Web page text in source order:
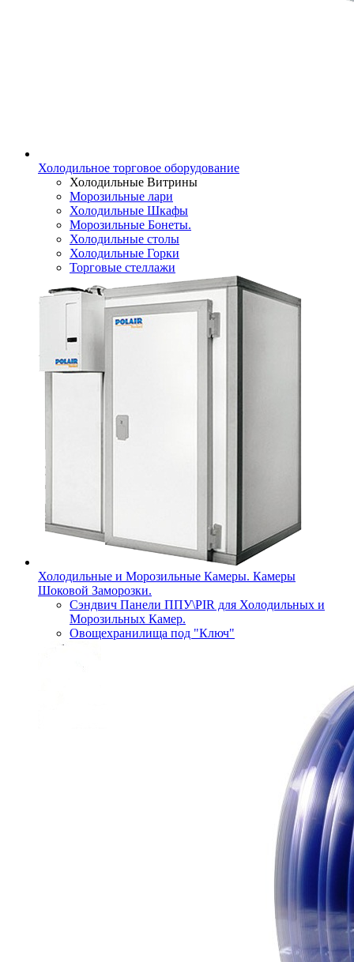
Холодильное торговое оборудование
Холодильные Витрины
Морозильные лари
Холодильные Шкафы
Морозильные Бонеты.
Холодильные столы
Холодильные Горки
Торговые стеллажи
Холодильные и Морозильные Камеры. Камеры
Шоковой Заморозки.
Сэндвич Панели ППУ\PIR для Холодильных и
Морозильных Камер.
Овощехранилища под "Ключ"